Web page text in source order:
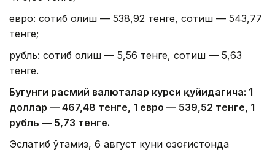
евро: сотиб олиш — 538,92 тенге, сотиш — 543,77
тенге;
рубль: сотиб олиш — 5,56 тенге, сотиш — 5,63
тенге.
Бугунги расмий валюталар курси қуйидагича: 1
доллар — 467,48 тенге, 1 евро — 539,52 тенге, 1
рубль — 5,73 тенге.
Эслатиб ўтамиз, 6 август куни Қозоғистонда